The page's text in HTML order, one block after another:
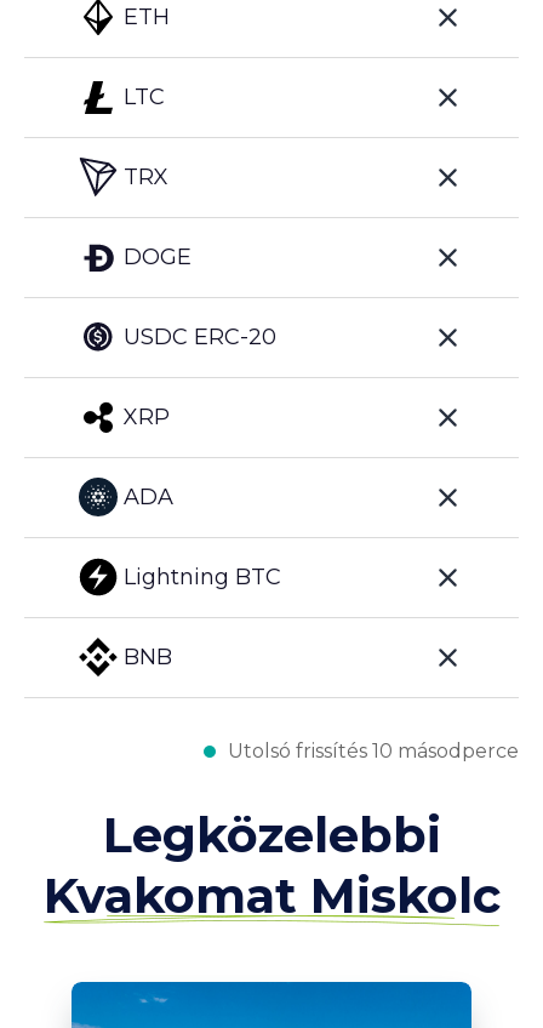
ETH
LTC
TRX
DOGE
USDC ERC-20
XRP
ADA
Lightning BTC
BNB
Utolsó frissítés 10 másodperce
Legközelebbi
Kvakomat Miskolc